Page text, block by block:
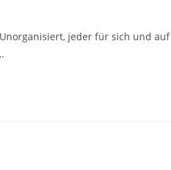
jeder für sich und auf